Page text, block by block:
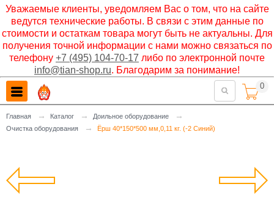
Уважаемые клиенты, уведомляем Вас о том, что на сайте
ведутся технические работы. В связи с этим данные по
стоимости и остаткам товара могут быть не актуальны. Для
получения точной информации с нами можно связаться по
телефону +7 (495) 104-70-17 либо по электронной почте
info@tian-shop.ru. Благодарим за понимание!
 0
Главная → Каталог → Доильное оборудование →
Очистка оборудования → Ёрш 40*150*500 мм,0,11 кг. (-2 Синий)